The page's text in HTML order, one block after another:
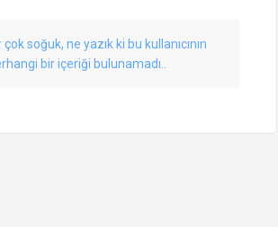
soğuk, ne yazık ki bu kullanıcının
bir içeriği bulunamadı..